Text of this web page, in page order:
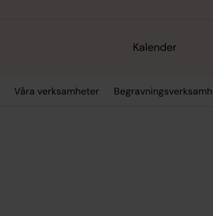
Kalender
Våra verksamheter